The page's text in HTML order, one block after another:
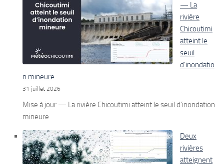
— La
rivière
Chicoutimi
atteint le
seuil
d’inondatio
n mineure
31 juillet 2026
Mise à jour — La rivière Chicoutimi atteint le seuil d’inondation
mineure
Deux
rivières
atteignent